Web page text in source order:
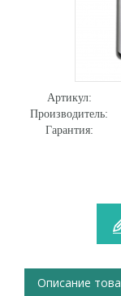
Артикул:
Производитель:
Гарантия:
Описание